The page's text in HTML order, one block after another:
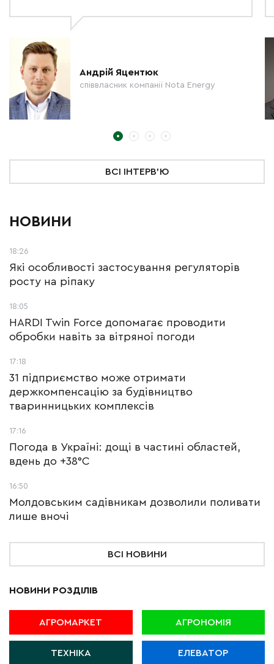
Андрій Яцентюк
співвласник компанії Nota Energy
ВСІ ІНТЕРВ'Ю
НОВИНИ
18:26
Які особливості застосування регуляторів
росту на ріпаку
18:05
HARDI Twin Force допомагає проводити
обробки навіть за вітряної погоди
17:18
31 підприємство може отримати
держкомпенсацію за будівництво
тваринницьких комплексів
17:16
Погода в Україні: дощі в частині областей,
вдень до +38°С
16:50
Молдовським садівникам дозволили поливати
лише вночі
ВСІ НОВИНИ
НОВИНИ РОЗДІЛІВ
АГРОМАРКЕТ АГРОНОМІЯ
ТЕХНІКА ЕЛЕВАТОР